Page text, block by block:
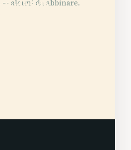
alcuni da abbinare.